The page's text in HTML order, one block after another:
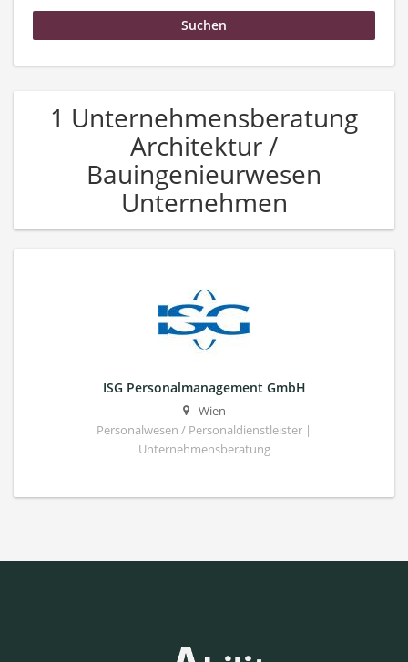
1 Unternehmensberatung
Architektur /
Bauingenieurwesen
Unternehmen
ISG Personalmanagement GmbH
Wien
Personalwesen / Personaldienstleister |
Unternehmensberatung